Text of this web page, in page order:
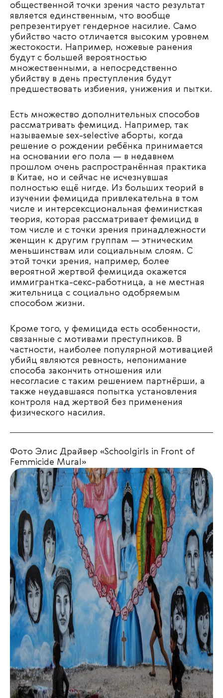
общественной точки зрения часто результат
является единственным, что вообще
репрезентирует гендерное насилие. Само
убийство часто отличается высоким уровнем
жестокости. Например, ножевые ранения
будут с большей вероятностью
множественными, а непосредственно
убийству в день преступления будут
предшествовать избиения, унижения и пытки.
Есть множество дополнительных способов
рассматривать фемицид. Например, так
называемые sex-selective аборты, когда
решение о рождении ребёнка принимается
на основании его пола — в недавнем
прошлом очень распространённая практика
в Китае, но и сейчас не исчезнувшая
полностью ещё нигде. Из больших теорий в
изучении фемицида привлекательна в том
числе и интерсексциональная феминисткая
теория, которая рассматривает фемицид в
том числе и с точки зрения принадлежности
женщин к другим группам — этническим
меньшинствам или социальным слоям. С
этой точки зрения, например, более
вероятной жертвой фемицида окажется
иммигрантка-секс-работница, а не местная
жительница с социально одобряемым
способом жизни.
Кроме того, у фемицида есть особенности,
связанные с мотивами преступников. В
частности, наиболее популярной мотивацией
убийц являются ревность, непонимание
способа закончить отношения или
несогласие с таким решением партнёрши, а
также неудавшаяся попытка установления
контроля над жертвой без применения
физического насилия.
Фото Элис Драйвер «Schoolgirls in Front of
Femmicide Mural»